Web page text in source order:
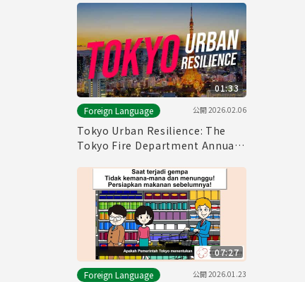
01:33
Foreign Language
公開2026.02.06
Tokyo Urban Resilience: The
Tokyo Fire Department Annual
07:27
Foreign Language
公開2026.01.23